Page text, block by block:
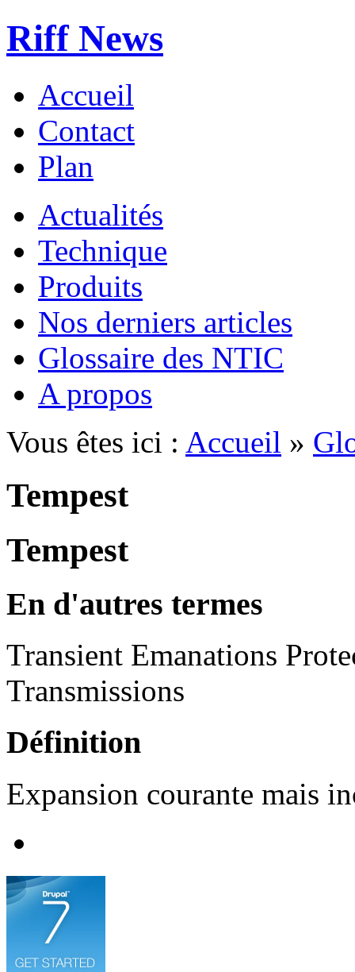
Riff News
Accueil
Contact
Plan
Actualités
Technique
Produits
Nos derniers articles
Glossaire des NTIC
A propos
Vous êtes ici : Accueil »
Tempest
Tempest
En d'autres termes
Transient Emanations
Transmissions
Définition
Expansion courante mais